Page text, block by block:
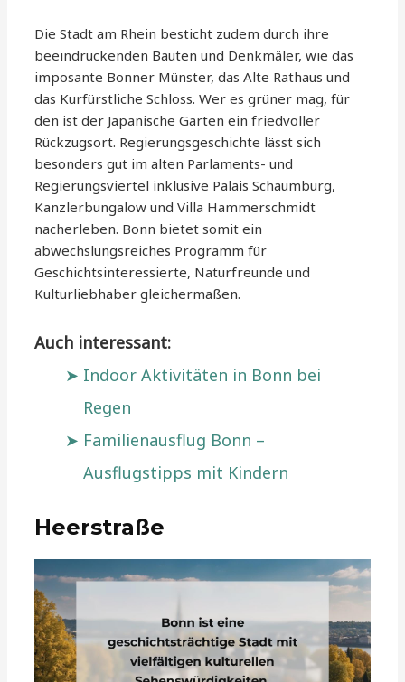
Die Stadt am Rhein besticht zudem durch ihre
beeindruckenden Bauten und Denkmäler, wie das
imposante Bonner Münster, das Alte Rathaus und
das Kurfürstliche Schloss. Wer es grüner mag, für
den ist der Japanische Garten ein friedvoller
Rückzugsort. Regierungsgeschichte lässt sich
besonders gut im alten Parlaments- und
Regierungsviertel inklusive Palais Schaumburg,
Kanzlerbungalow und Villa Hammerschmidt
nacherleben. Bonn bietet somit ein
abwechslungsreiches Programm für
Geschichtsinteressierte, Naturfreunde und
Kulturliebhaber gleichermaßen.
Auch interessant:
Indoor Aktivitäten in Bonn bei
Regen
Familienausflug Bonn –
Ausflugstipps mit Kindern
Heerstraße